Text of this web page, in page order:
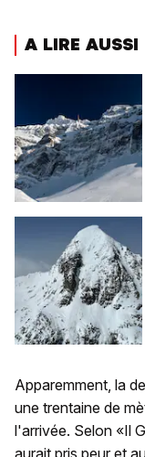
A LIRE AUSSI
Apparemment, la
une trentaine de
l'arrivée. Selon «Il